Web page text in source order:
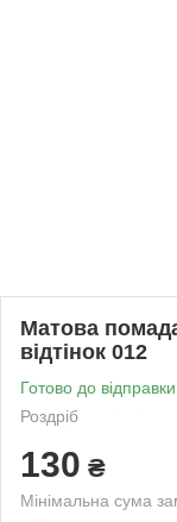
Матова
відтінок 012
Готово до відправки
Роздріб
130 ₴
Мінімальна сума